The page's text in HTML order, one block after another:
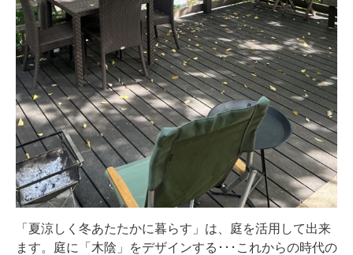
「夏涼しく冬あたたかに暮らす」は、庭を活用して出来
ます。庭に「木陰」をデザインする･･･これからの時代の